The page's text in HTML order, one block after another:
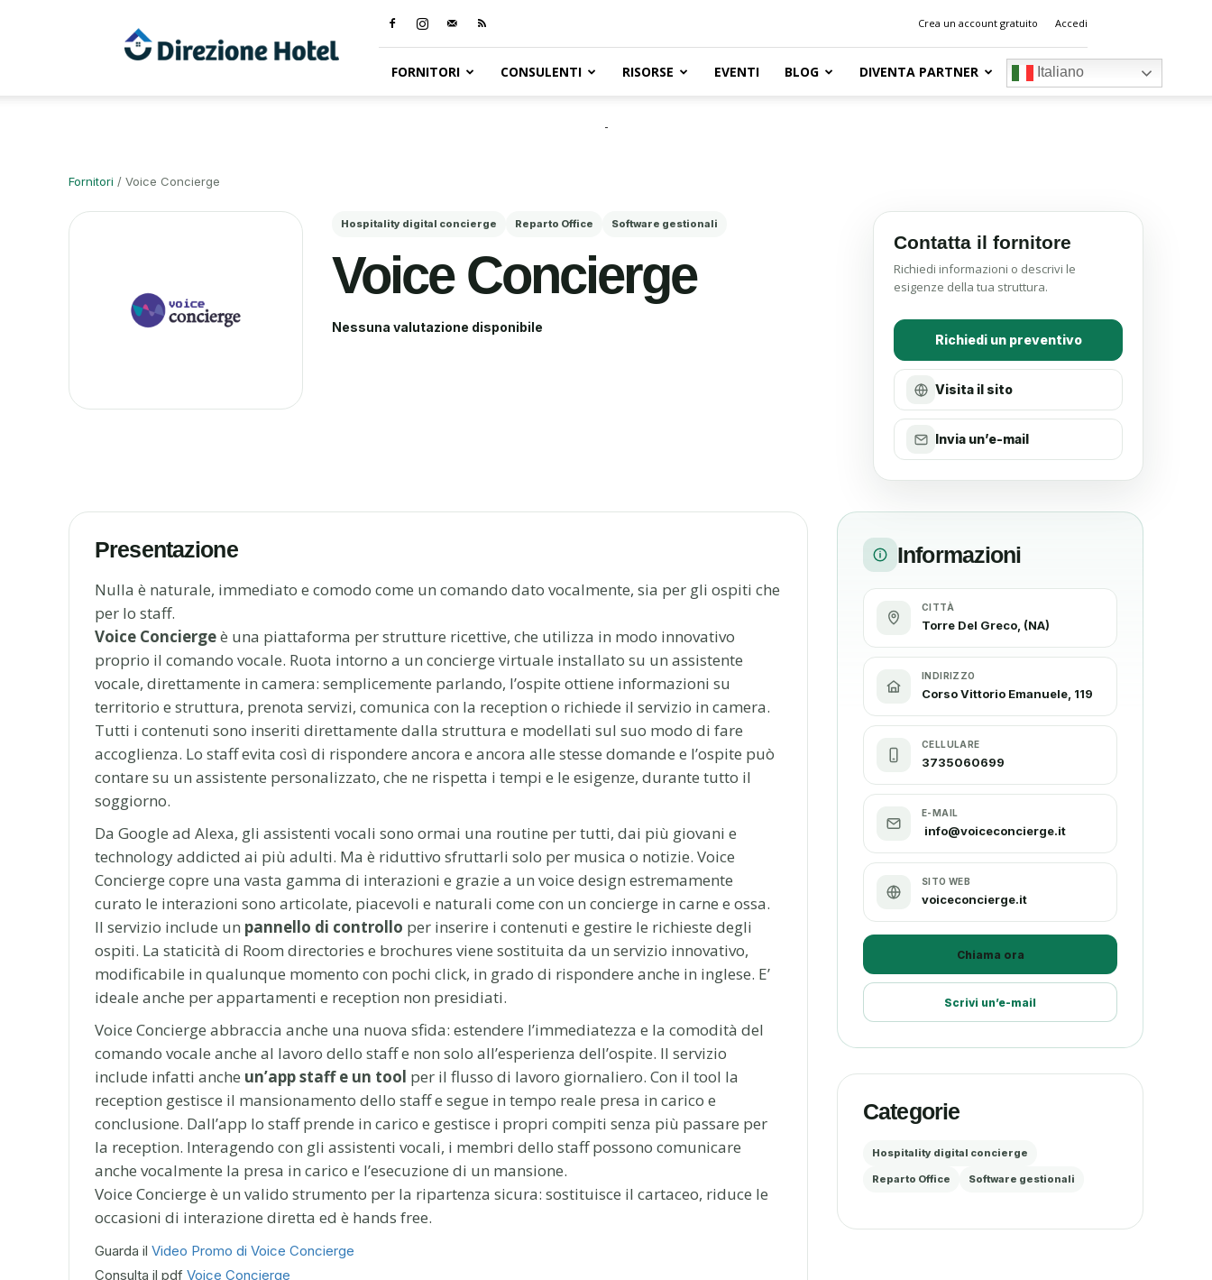
Hotel
Crea un account gratuito Accedi
FORNITORI CONSULENTI RISORSE EVENTI BLOG DIVENTA PARTNER Italiano
-
Fornitori / Voice Concierge
Hospitality digital concierge Reparto Office Software gestionali
Voice Concierge
Nessuna valutazione disponibile
Contatta il fornitore
Richiedi informazioni o descrivi le
esigenze della tua struttura.
Richiedi un preventivo
Visita il sito
Invia un’e-mail
Presentazione
Nulla è naturale, immediato e comodo come un comando dato vocalmente, sia per gli ospiti che
per lo staff.
Voice Conciergeè una piattaforma per strutture ricettive, che utilizza in modo innovativo
proprio il comando vocale. Ruota intorno a un concierge virtuale installato su un assistente
vocale, direttamente in camera: semplicemente parlando, l’ospite ottiene informazioni su
territorio e struttura, prenota servizi, comunica con la reception o richiede il servizio in camera.
Tutti i contenuti sono inseriti direttamente dalla struttura e modellati sul suo modo di fare
accoglienza. Lo staff evita così di rispondere ancora e ancora alle stesse domande e l’ospite può
contare su un assistente personalizzato, che ne rispetta i tempi e le esigenze, durante tutto il
soggiorno.
Da Google ad Alexa, gli assistenti vocali sono ormai una routine per tutti, dai più giovani e
technology addicted ai più adulti. Ma è riduttivo sfruttarli solo per musica o notizie. Voice
Concierge copre una vasta gamma di interazioni e grazie a un voice design estremamente
curato le interazioni sono articolate, piacevoli e naturali come con un concierge in carne e ossa.
Il servizio include un pannello di controllo per inserire i contenuti e gestire le richieste degli
ospiti. La staticità di Room directories e brochures viene sostituita da un servizio innovativo,
modificabile in qualunque momento con pochi click, in grado di rispondere anche in inglese. E’
ideale anche per appartamenti e reception non presidiati.
Voice Concierge abbraccia anche una nuova sfida: estendere l’immediatezza e la comodità del
comando vocale anche al lavoro dello staff e non solo all’esperienza dell’ospite. Il servizio
include infatti anche un’app staff e un tool per il flusso di lavoro giornaliero. Con il tool la
reception gestisce il mansionamento dello staff e segue in tempo reale presa in carico e
conclusione. Dall’app lo staff prende in carico e gestisce i propri compiti senza più passare per
la reception. Interagendo con gli assistenti vocali, i membri dello staff possono comunicare
anche vocalmente la presa in carico e l’esecuzione di un mansione.
Voice Concierge è un valido strumento per la ripartenza sicura: sostituisce il cartaceo, riduce le
occasioni di interazione diretta ed è hands free.
Guarda il Video Promo di Voice Concierge
Consulta il pdf Voice Concierge
Informazioni
CITTÀ
Torre Del Greco, (NA)
INDIRIZZO
Corso Vittorio Emanuele, 119
CELLULARE
3735060699
E-MAIL
info@voiceconcierge.it
SITO WEB
voiceconcierge.it
Chiama ora
Scrivi un’e-mail
Categorie
Hospitality digital concierge
Reparto Office Software gestionali